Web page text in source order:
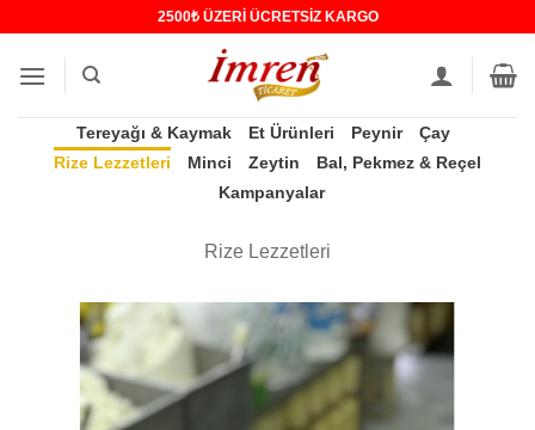
2500₺ ÜZERİ ÜCRETSİZ KARGO
Tereyağı & Kaymak Et Ürünleri Peynir
Çay
Rize Lezzetleri
Minci Zeytin
Bal, Pekmez & Reçel
Kampanyalar
Rize Lezzetleri